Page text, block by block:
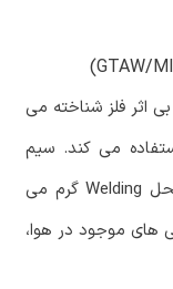
اثر فلز شناخته می
می کند. سیم
هنگام عبور از دستگاه Welding به سمت محل Welding گرم می
های موجود در هوا،